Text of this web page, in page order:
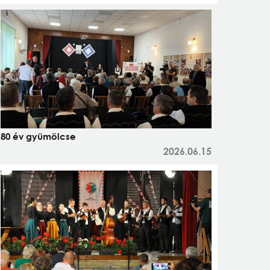
80 év gyümölcse
2026.06.15